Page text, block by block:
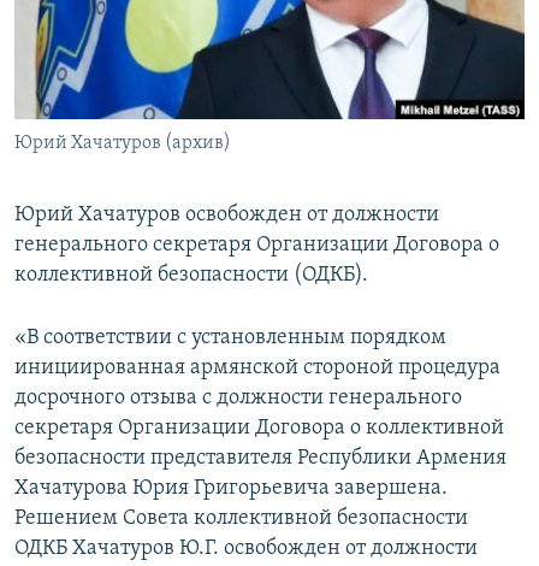
Հայերեն
English
Русский
Все сайты Радио Азатутюн
Юрий Хачатуров (архив)
Юрий Хачатуров освобожден от должности
генерального секретаря Организации Договора о
коллективной безопасности (ОДКБ).
«В соответствии с установленным порядком
инициированная армянской стороной процедура
досрочного отзыва с должности генерального
секретаря Организации Договора о коллективной
безопасности представителя Республики Армения
Хачатурова Юрия Григорьевича завершена.
Решением Совета коллективной безопасности
ОДКБ Хачатуров Ю.Г. освобожден от должности